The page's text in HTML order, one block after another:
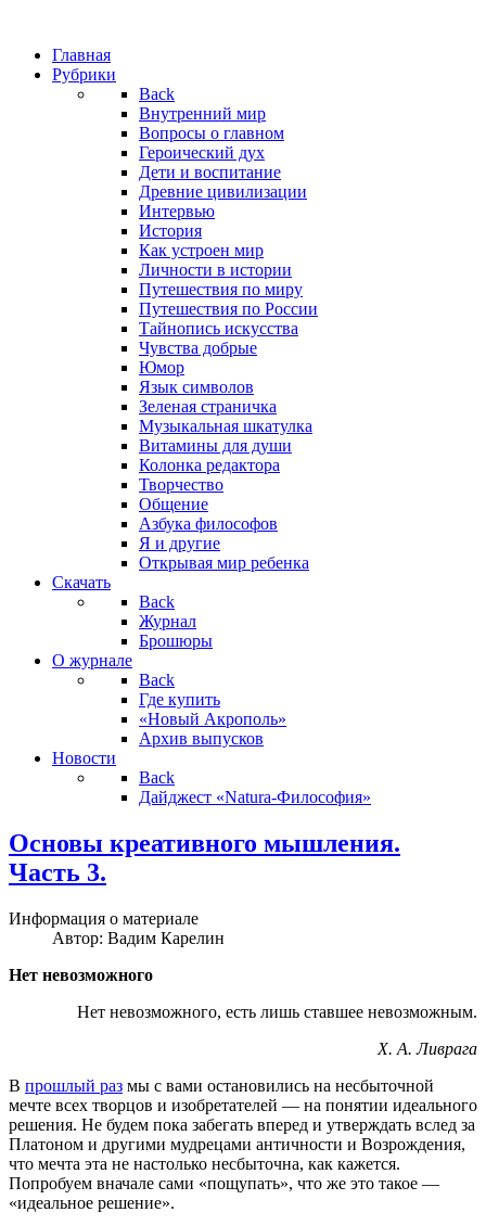
Главная
Рубрики
Back
Внутренний мир
Вопросы о главном
Героический дух
Дети и воспитание
Древние цивилизации
Интервью
История
Как устроен мир
Личности в истории
Путешествия по миру
Путешествия по России
Тайнопись искусства
Чувства добрые
Юмор
Язык символов
Зеленая страничка
Музыкальная шкатулка
Витамины для души
Колонка редактора
Творчество
Общение
Азбука философов
Я и другие
Открывая мир ребенка
Скачать
Back
Журнал
Брошюры
О журнале
Back
Где купить
«Новый Акрополь»
Архив выпусков
Новости
Back
Дайджест «Natura-Философия»
Основы креативного мышления.
Часть 3.
Информация о материале
Автор: Вадим Карелин
Нет невозможного
Нет невозможного, есть лишь ставшее невозможным.
Х. А. Ливрага
В прошлый раз мы с вами остановились на несбыточной
мечте всех творцов и изобретателей — на понятии идеального
решения. Не будем пока забегать вперед и утверждать вслед за
Платоном и другими мудрецами античности и Возрождения,
что мечта эта не настолько несбыточна, как кажется.
Попробуем вначале сами «пощупать», что же это такое —
«идеальное решение».